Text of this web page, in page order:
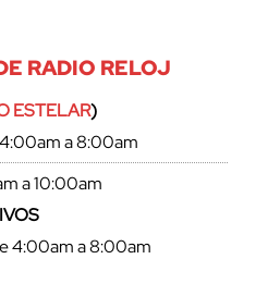
RADIO RELOJ
ESTELAR)
a 8:00am
a 10:00am
4:00am a 8:00am